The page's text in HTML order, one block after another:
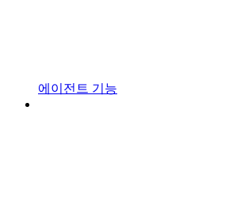
에이전트 기능